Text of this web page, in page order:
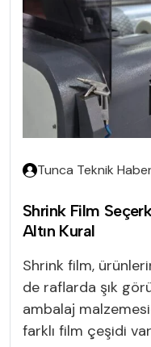
Tunca Teknik
Shrink Film
Altın Kural
Shrink film,
de raflarda şık
ambalaj
farklı film çeşidi